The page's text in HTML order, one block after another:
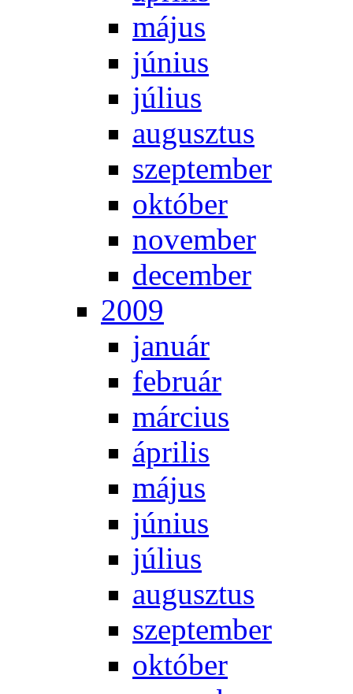
má­jus
jú­ni­us
jú­li­us
au­gusz­tus
szep­tem­ber
ok­tó­ber
no­vem­ber
de­cem­ber
2009
ja­nu­ár
feb­ru­ár
már­ci­us
áp­ri­lis
má­jus
jú­ni­us
jú­li­us
au­gusz­tus
szep­tem­ber
ok­tó­ber